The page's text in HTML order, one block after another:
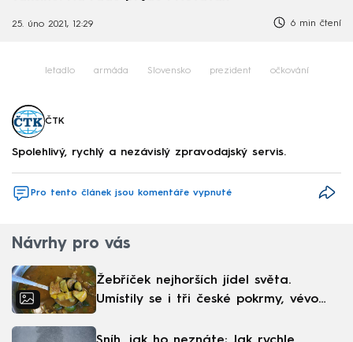
25. úno 2021, 12:29 6 min čtení
letadlo armáda Slovensko prezident očkování
ČTK
Spolehlivý, rychlý a nezávislý zpravodajský servis.
Pro tento článek jsou komentáře vypnuté
Návrhy pro vás
Žebříček nejhorších jídel světa.
Umístily se i tři české pokrmy, vévodí